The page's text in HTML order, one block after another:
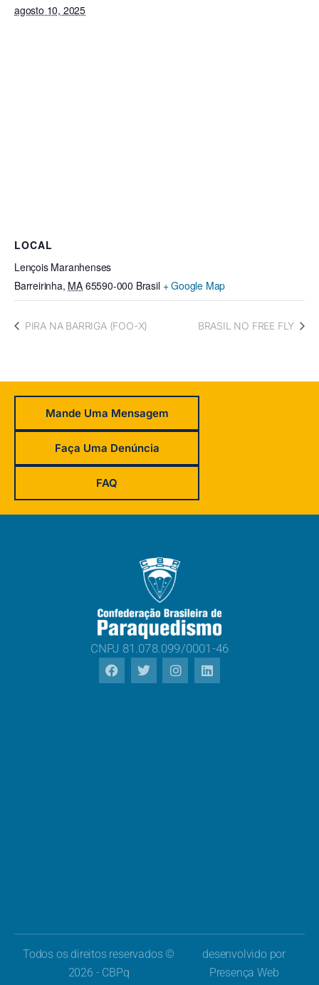
agosto 10, 2025
LOCAL
Lençois Maranhenses
Barreirinha, MA 65590-000 Brasil + Google Map
PIRA NA BARRIGA (FOO-X) BRASIL NO FREE FLY
Mande Uma Mensagem
Faça Uma Denúncia
FAQ
CNPJ 81.078.099/0001-46
Todos os direitos reservados ©
2026 - CBPq
desenvolvido por
Presença Web